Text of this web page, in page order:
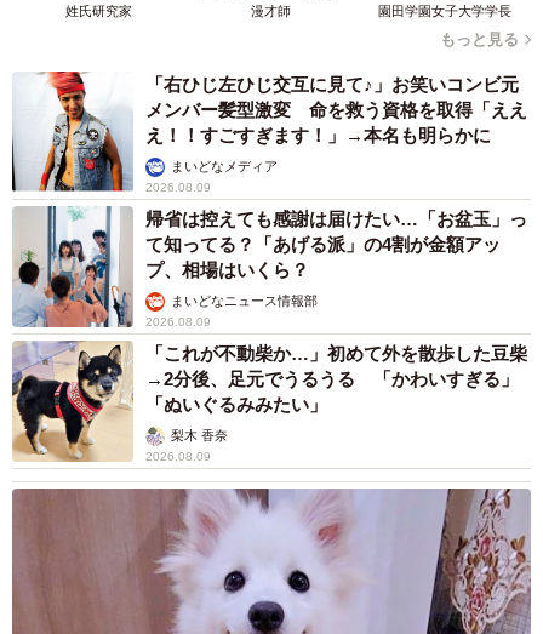
姓氏研究家 漫才師 園田学園女子大学学長
もっと見る
「右ひじ左ひじ交互に見て♪」お笑いコンビ元
メンバー髪型激変 命を救う資格を取得「ええ
え！！すごすぎます！」→本名も明らかに
まいどなメディア
2026.08.09
帰省は控えても感謝は届けたい…「お盆玉」っ
て知ってる？「あげる派」の4割が金額アッ
プ、相場はいくら？
まいどなニュース情報部
2026.08.09
「これが不動柴か…」初めて外を散歩した豆柴
→2分後、足元でうるうる 「かわいすぎる」
「ぬいぐるみみたい」
梨木 香奈
2026.08.09